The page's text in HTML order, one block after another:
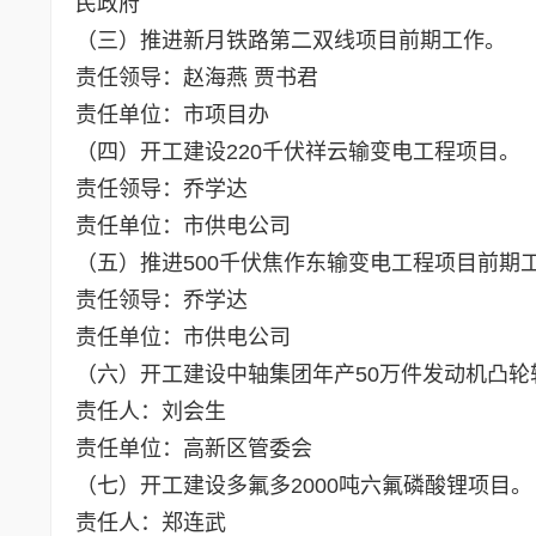
（三）推进新月铁路第二双线项目前期工作。
责任领导：赵海燕 贾书君
责任单位：市项目办
（四）开工建设220千伏祥云输变电工程项目。
责任领导：乔学达
责任单位：市供电公司
（五）推进500千伏焦作东输变电工程项目前期
责任领导：乔学达
责任单位：市供电公司
（六）开工建设中轴集团年产50万件发动机凸轮
责任人：刘会生
责任单位：高新区管委会
（七）开工建设多氟多2000吨六氟磷酸锂项目。
责任人：郑连武